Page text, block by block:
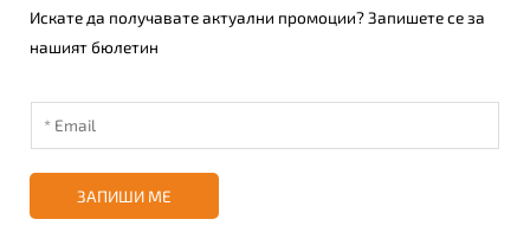
Искате да получавате актуални промоции? Запишете се за
нашият бюлетин
ЗАПИШИ МЕ